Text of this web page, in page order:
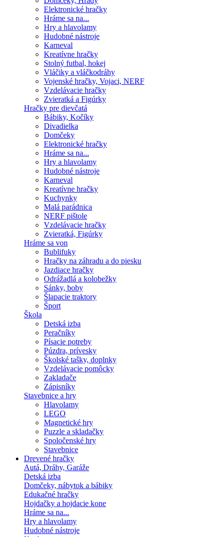
Elektronické hračky
Hráme sa na...
Hry a hlavolamy
Hudobné nástroje
Karneval
Kreatívne hračky
Stolný futbal, hokej
Vláčiky a vláčkodráhy
Vojenské hračky, Vojaci, NERF
Vzdelávacie hračky
Zvieratká a Figúrky
Hračky pre dievčatá
Bábiky, Kočíky
Divadielka
Domčeky
Elektronické hračky
Hráme sa na...
Hry a hlavolamy
Hudobné nástroje
Karneval
Kreatívne hračky
Kuchynky
Malá parádnica
NERF pištole
Vzdelávacie hračky
Zvieratká, Figúrky
Hráme sa von
Bublifuky
Hračky na záhradu a do piesku
Jazdiace hračky
Odrážadlá a kolobežky
Sánky, boby
Šlapacie traktory
Šport
Škola
Detská izba
Peračníky
Písacie potreby
Púzdra, prívesky
Školské tašky, doplnky
Vzdelávacie pomôcky
Zakladače
Zápisníky
Stavebnice a hry
Hlavolamy
LEGO
Magnetické hry
Puzzle a skladačky
Spoločenské hry
Stavebnice
Drevené hračky
Autá, Dráhy, Garáže
Detská izba
Domčeky, nábytok a bábiky
Edukačné hračky
Hojdačky a hojdacie kone
Hráme sa na...
Hry a hlavolamy
Hudobné nástroje